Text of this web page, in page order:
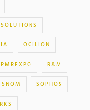
OCILION
PMREXPO R&M
SNOM SOPHOS